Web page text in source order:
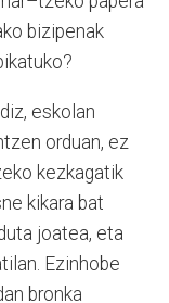
bizipenak
eskolan
orduan, ez
kezkagatik
kikara bat
joatea, eta
Ezinhobe
bronka